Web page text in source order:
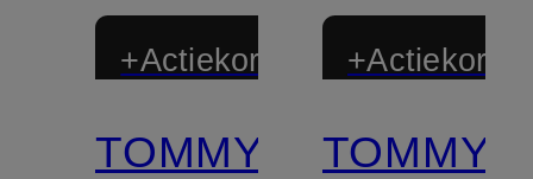
+Actiekorting
TOMMY
TOMMY